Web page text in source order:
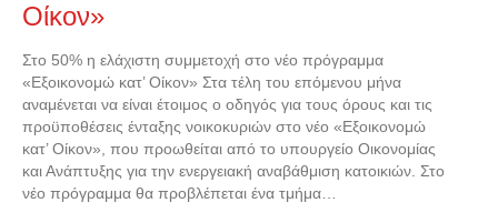
Οίκον»
Στο 50% η ελάχιστη συμμετοχή στο νέο πρόγραμμα
«Εξοικονομώ κατ’ Οίκον» Στα τέλη του επόμενου μήνα
αναμένεται να είναι έτοιμος ο οδηγός για τους όρους και τις
προϋποθέσεις ένταξης νοικοκυριών στο νέο «Εξοικονομώ
κατ’ Οίκον», που προωθείται από το υπουργείο Οικονομίας
και Ανάπτυξης για την ενεργειακή αναβάθμιση κατοικιών. Στο
νέο πρόγραμμα θα προβλέπεται ένα τμήμα…